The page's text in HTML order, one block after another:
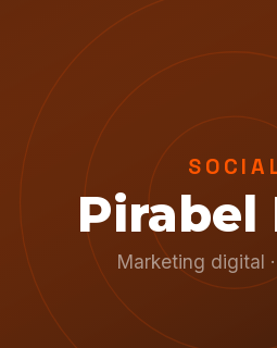
Pirabel
Marketing digital ·